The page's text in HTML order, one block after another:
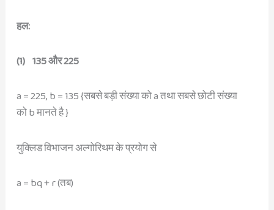
हल:
(1) 135 और 225
a = 225, b = 135 {सबसे बड़ी संख्या को a तथा सबसे छोटी संख्या
को b मानते है }
युक्लिड विभाजन अल्गोरिथम के प्रयोग से
a = bq + r (तब)